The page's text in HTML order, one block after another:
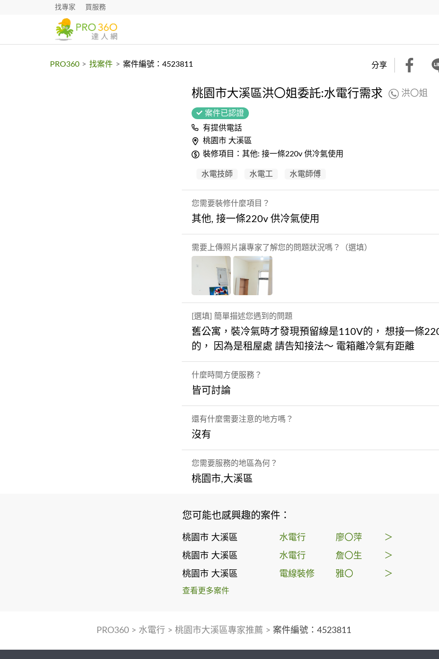
找專家 買服務
PRO360 > 找案件 > 案件編號：4523811 分享
桃園市大溪區洪〇姐委託:水電行需求 洪〇姐
案件已認證
有提供電話
桃園市 大溪區
裝修項目：其他: 接一條220v 供冷氣使用
水電技師 水電工 水電師傅
您需要裝修什麼項目？
其他, 接一條220v 供冷氣使用
需要上傳照片讓專家了解您的問題狀況嗎？（選填）
[選填] 簡單描述您遇到的問題
舊公寓，裝冷氣時才發現預留線是110V的， 想接一條
的， 因為是租屋處 請告知接法～ 電箱離冷氣有距離
什麼時間方便服務？
皆可討論
還有什麼需要注意的地方嗎？
沒有
您需要服務的地區為何？
桃園市,大溪區
您可能也感興趣的案件：
桃園市 大溪區 水電行 廖〇萍 ＞
桃園市 大溪區 水電行 詹〇生 ＞
桃園市 大溪區 電線裝修 雅〇 ＞
查看更多案件
PRO360> 水電行 > 桃園市大溪區專家推薦 > 案件編號：4523811